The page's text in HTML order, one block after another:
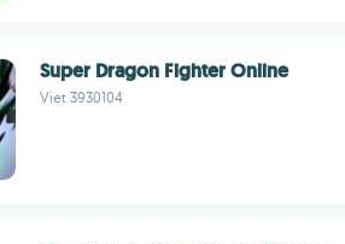
Super Dragon Fighter Online
Viet 3930104